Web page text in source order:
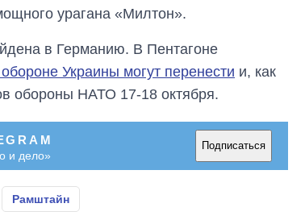
урагана «Милтон».
в Германию. В Пентагоне
Украины могут перенести и, как
обороны НАТО 17-18 октября.
и дело»
Подписаться
Рамштайн
От 1 месяца – до 5
лет: кто и как долго
должность
руководителя СВР